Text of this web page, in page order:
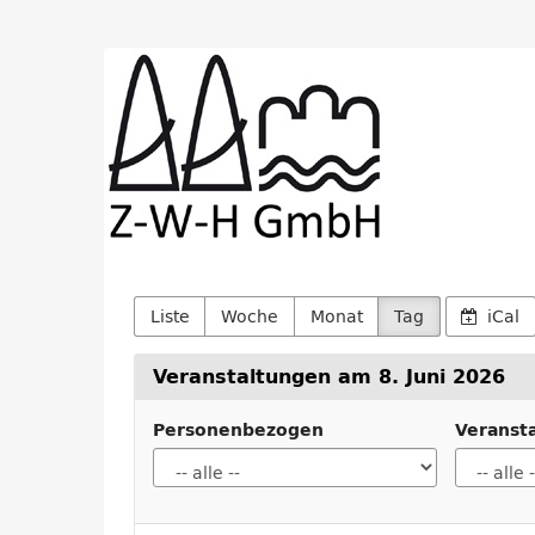
Z-
W-
H
GmbH
Liste Woche Monat Tag iCal
Veranstaltungen am 8. Juni 2026
Personenbezogen